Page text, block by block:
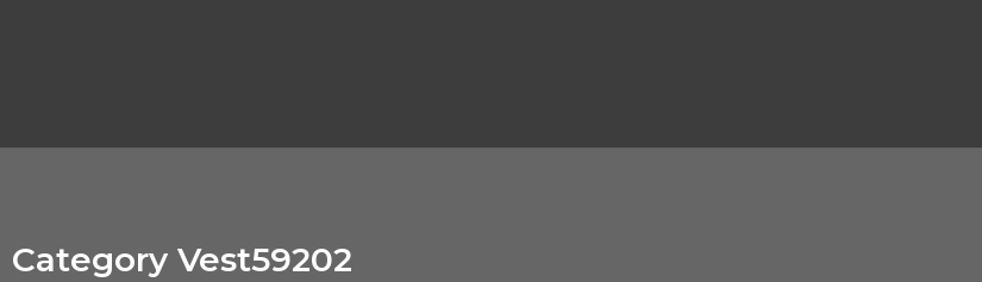
Category Vest59202